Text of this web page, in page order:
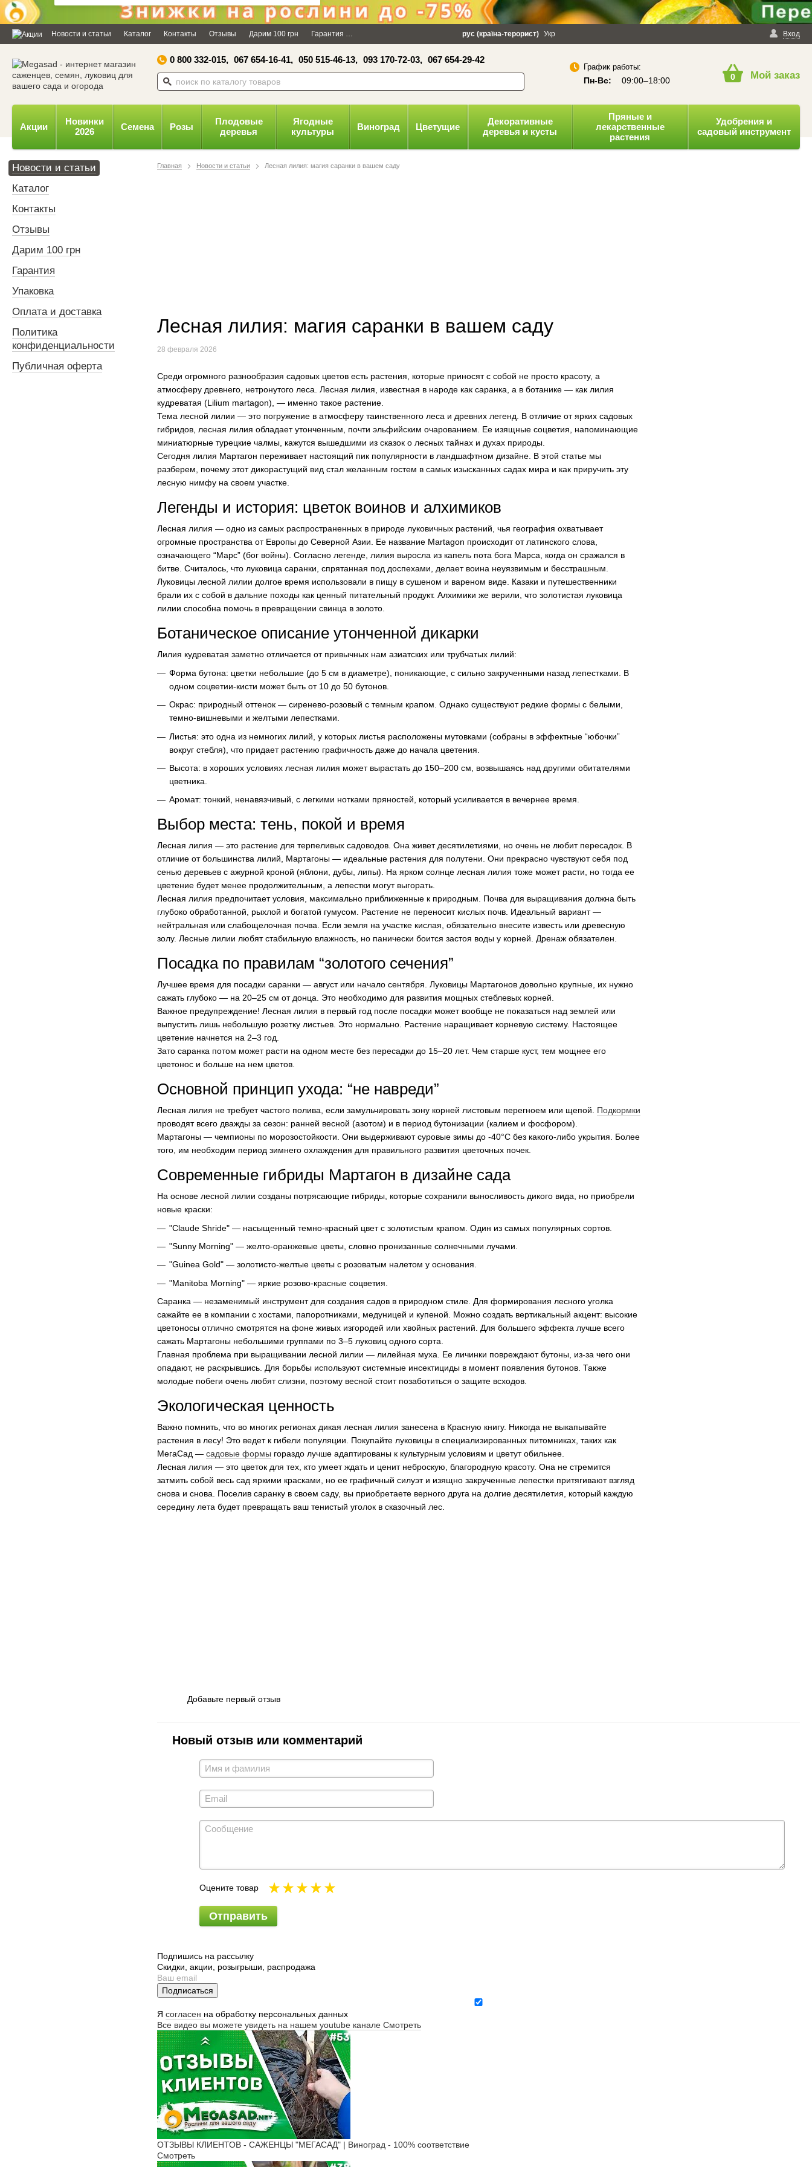
Дозвольте сайту megasad.net
відправляти вам сповіщення на
робочий стіл.
Powered by SendPulse Заборонити Дозволити
×
Новости и статьи Каталог Контакты Отзывы Дарим 100 грн Гарантия Оплата и доставка Политика конфиденциальности Вход
рус (країна-терорист) Укр
0 800 332-015, 067 654-16-41, 050 515-46-13, 093 170-72-03, 067 654-29-42
График работы:
Пн-Вс: 09:00–18:00 0 Мой заказ
Акции
Новинки
2026
Семена Розы
Плодовые
деревья
Ягодные
культуры
Виноград Цветущие
Декоративные
деревья и кусты
Пряные и
лекарственные
растения
Удобрения и
садовый инструмент
Главная Новости и статьи Лесная лилия: магия саранки в вашем саду
Лесная лилия: магия саранки в вашем саду
28 февраля 2026
Среди огромного разнообразия садовых цветов есть растения, которые приносят с собой не просто красоту, а
атмосферу древнего, нетронутого леса. Лесная лилия, известная в народе как саранка, а в ботанике — как лилия
кудреватая (Lilium martagon), — именно такое растение.
Тема лесной лилии — это погружение в атмосферу таинственного леса и древних легенд. В отличие от ярких садовых
гибридов, лесная лилия обладает утонченным, почти эльфийским очарованием. Ее изящные соцветия, напоминающие
миниатюрные турецкие чалмы, кажутся вышедшими из сказок о лесных тайнах и духах природы.
Сегодня лилия Мартагон переживает настоящий пик популярности в ландшафтном дизайне. В этой статье мы
разберем, почему этот дикорастущий вид стал желанным гостем в самых изысканных садах мира и как приручить эту
лесную нимфу на своем участке.
Легенды и история: цветок воинов и алхимиков
Лесная лилия — одно из самых распространенных в природе луковичных растений, чья география охватывает
огромные пространства от Европы до Северной Азии. Ее название Martagon происходит от латинского слова,
означающего “Марс” (бог войны). Согласно легенде, лилия выросла из капель пота бога Марса, когда он сражался в
битве. Считалось, что луковица саранки, спрятанная под доспехами, делает воина неуязвимым и бесстрашным.
Луковицы лесной лилии долгое время использовали в пищу в сушеном и вареном виде. Казаки и путешественники
брали их с собой в дальние походы как ценный питательный продукт. Алхимики же верили, что золотистая луковица
лилии способна помочь в превращении свинца в золото.
Ботаническое описание утонченной дикарки
Лилия кудреватая заметно отличается от привычных нам азиатских или трубчатых лилий:
Форма бутона: цветки небольшие (до 5 см в диаметре), поникающие, с сильно закрученными назад лепестками. В
одном соцветии-кисти может быть от 10 до 50 бутонов.
Окрас: природный оттенок — сиренево-розовый с темным крапом. Однако существуют редкие формы с белыми,
темно-вишневыми и желтыми лепестками.
Листья: это одна из немногих лилий, у которых листья расположены мутовками (собраны в эффектные “юбочки”
вокруг стебля), что придает растению графичность даже до начала цветения.
Высота: в хороших условиях лесная лилия может вырастать до 150–200 см, возвышаясь над другими обитателями
цветника.
Аромат: тонкий, ненавязчивый, с легкими нотками пряностей, который усиливается в вечернее время.
Выбор места: тень, покой и время
Лесная лилия — это растение для терпеливых садоводов. Она живет десятилетиями, но очень не любит пересадок. В
отличие от большинства лилий, Мартагоны — идеальные растения для полутени. Они прекрасно чувствуют себя под
сенью деревьев с ажурной кроной (яблони, дубы, липы). На ярком солнце лесная лилия тоже может расти, но тогда ее
цветение будет менее продолжительным, а лепестки могут выгорать.
Лесная лилия предпочитает условия, максимально приближенные к природным. Почва для выращивания должна быть
глубоко обработанной, рыхлой и богатой гумусом. Растение не переносит кислых почв. Идеальный вариант —
нейтральная или слабощелочная почва. Если земля на участке кислая, обязательно внесите известь или древесную
золу. Лесные лилии любят стабильную влажность, но панически боится застоя воды у корней. Дренаж обязателен.
Посадка по правилам “золотого сечения”
Лучшее время для посадки саранки — август или начало сентября. Луковицы Мартагонов довольно крупные, их нужно
сажать глубоко — на 20–25 см от донца. Это необходимо для развития мощных стеблевых корней.
Важное предупреждение! Лесная лилия в первый год после посадки может вообще не показаться над землей или
выпустить лишь небольшую розетку листьев. Это нормально. Растение наращивает корневую систему. Настоящее
цветение начнется на 2–3 год.
Зато саранка потом может расти на одном месте без пересадки до 15–20 лет. Чем старше куст, тем мощнее его
цветонос и больше на нем цветов.
Основной принцип ухода: “не навреди”
Лесная лилия не требует частого полива, если замульчировать зону корней листовым перегноем или щепой. Подкормки
проводят всего дважды за сезон: ранней весной (азотом) и в период бутонизации (калием и фосфором).
Мартагоны — чемпионы по морозостойкости. Они выдерживают суровые зимы до -40°C без какого-либо укрытия. Более
того, им необходим период зимнего охлаждения для правильного развития цветочных почек.
Современные гибриды Мартагон в дизайне сада
На основе лесной лилии созданы потрясающие гибриды, которые сохранили выносливость дикого вида, но приобрели
новые краски:
"Claude Shride" — насыщенный темно-красный цвет с золотистым крапом. Один из самых популярных сортов.
"Sunny Morning" — желто-оранжевые цветы, словно пронизанные солнечными лучами.
"Guinea Gold" — золотисто-желтые цветы с розоватым налетом у основания.
"Manitoba Morning" — яркие розово-красные соцветия.
Саранка — незаменимый инструмент для создания садов в природном стиле. Для формирования лесного уголка
сажайте ее в компании с хостами, папоротниками, медуницей и купеной. Можно создать вертикальный акцент: высокие
цветоносы отлично смотрятся на фоне живых изгородей или хвойных растений. Для большего эффекта лучше всего
сажать Мартагоны небольшими группами по 3–5 луковиц одного сорта.
Главная проблема при выращивании лесной лилии — лилейная муха. Ее личинки повреждают бутоны, из-за чего они
опадают, не раскрывшись. Для борьбы используют системные инсектициды в момент появления бутонов. Также
молодые побеги очень любят слизни, поэтому весной стоит позаботиться о защите всходов.
Экологическая ценность
Важно помнить, что во многих регионах дикая лесная лилия занесена в Красную книгу. Никогда не выкапывайте
растения в лесу! Это ведет к гибели популяции. Покупайте луковицы в специализированных питомниках, таких как
МегаСад — садовые формы гораздо лучше адаптированы к культурным условиям и цветут обильнее.
Лесная лилия — это цветок для тех, кто умеет ждать и ценит неброскую, благородную красоту. Она не стремится
затмить собой весь сад яркими красками, но ее графичный силуэт и изящно закрученные лепестки притягивают взгляд
снова и снова. Поселив саранку в своем саду, вы приобретаете верного друга на долгие десятилетия, который каждую
середину лета будет превращать ваш тенистый уголок в сказочный лес.
Добавьте первый отзыв
Новый отзыв или комментарий
Оцените товар
Отправить
Подпишись на рассылку
Скидки, акции, розыгрыши, распродажа
Подписаться
Я согласен на обработку персональных данных
Все видео вы можете увидеть на нашем youtube канале Смотреть
ОТЗЫВЫ КЛИЕНТОВ - САЖЕНЦЫ "МЕГАСАД" | Виноград - 100% соответствие
Смотреть
Новости и статьи
Каталог
Контакты
Отзывы
Дарим 100 грн
Гарантия
Упаковка
Оплата и доставка
Политика
конфиденциальности
Публичная оферта